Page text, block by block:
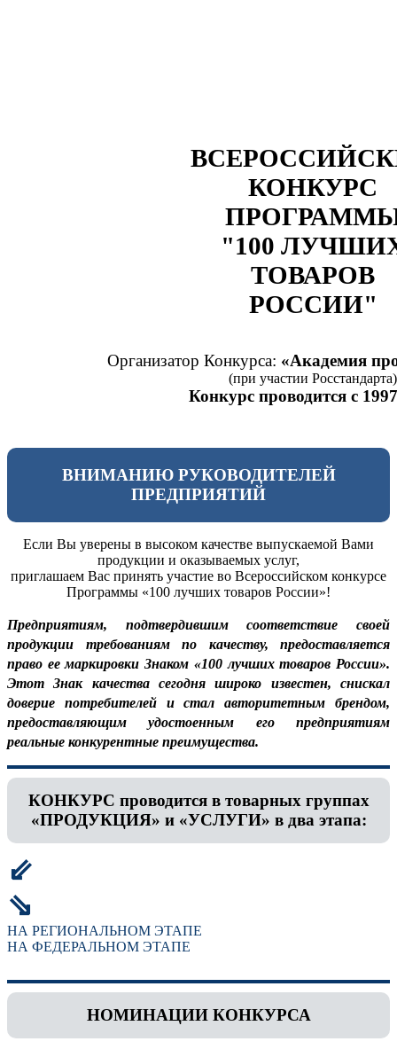
КОНКУРС
"100
ТОВАРОВ
РОССИИ"
Организатор Конкурса: «Академия
(при участии Росстандарта)
Конкурс проводится с
ВНИМАНИЮ РУКОВОДИТЕЛЕЙ
ПРЕДПРИЯТИЙ
Если Вы уверены в высоком качестве выпускаемой Вами
продукции и оказываемых услуг,
приглашаем Вас принять участие во Всероссийском конкурсе
Программы «100 лучших товаров России»!
Предприятиям, подтвердившим соответствие своей
продукции требованиям по качеству, предоставляется
право ее маркировки Знаком «100 лучших товаров России».
Этот Знак качества сегодня широко известен, снискал
доверие потребителей и стал авторитетным брендом,
предоставляющим удостоенным его предприятиям
реальные конкурентные преимущества.
КОНКУРС проводится в товарных группах
«ПРОДУКЦИЯ» и «УСЛУГИ» в два этапа:
⇙
⇘
НА РЕГИОНАЛЬНОМ ЭТАПЕ
НА ФЕДЕРАЛЬНОМ ЭТАПЕ
НОМИНАЦИИ КОНКУРСА